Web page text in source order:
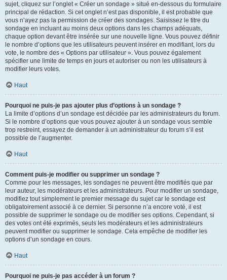
sujet, cliquez sur l’onglet « Créer un sondage » situé en-dessous du formulaire
principal de rédaction. Si cet onglet n’est pas disponible, il est probable que
vous n’ayez pas la permission de créer des sondages. Saisissez le titre du
sondage en incluant au moins deux options dans les champs adéquats,
chaque option devant être insérée sur une nouvelle ligne. Vous pouvez définir
le nombre d’options que les utilisateurs peuvent insérer en modifiant, lors du
vote, le nombre des « Options par utilisateur ». Vous pouvez également
spécifier une limite de temps en jours et autoriser ou non les utilisateurs à
modifier leurs votes.
Haut
Pourquoi ne puis-je pas ajouter plus d’options à un sondage ?
La limite d’options d’un sondage est décidée par les administrateurs du forum.
Si le nombre d’options que vous pouvez ajouter à un sondage vous semble
trop restreint, essayez de demander à un administrateur du forum s’il est
possible de l’augmenter.
Haut
Comment puis-je modifier ou supprimer un sondage ?
Comme pour les messages, les sondages ne peuvent être modifiés que par
leur auteur, les modérateurs et les administrateurs. Pour modifier un sondage,
modifiez tout simplement le premier message du sujet car le sondage est
obligatoirement associé à ce dernier. Si personne n’a encore voté, il est
possible de supprimer le sondage ou de modifier ses options. Cependant, si
des votes ont été exprimés, seuls les modérateurs et les administrateurs
peuvent modifier ou supprimer le sondage. Cela empêche de modifier les
options d’un sondage en cours.
Haut
Pourquoi ne puis-je pas accéder à un forum ?